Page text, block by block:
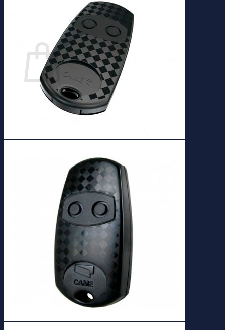
No hay productos en el carrito.
Volver a la tienda